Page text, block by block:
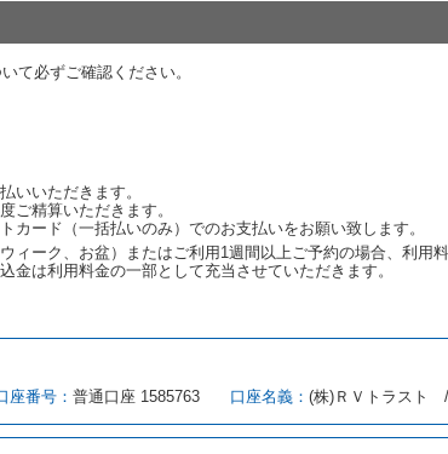
レンタカーの貸渡料金が予約された車種クラスの貸渡料金よ
れた車種クラスの貸渡料金より低くなるときは、当該代替レ
カーの貸渡しの申入れを拒絶し、予約を取り消すことができ
することができない原因が、当社の責に帰する事由によると
をすることができない原因が、当社の責に帰さない事由によ
消され、又は貸渡契約が締結されなかったことについて、
す。
できるレンタカーがない場合又は借受人若しくは運転者が第
て必ずご確認ください。
いいただきます。
ご精算いただきます。
カード（一括払いのみ）でのお支払いをお願い致します。
ィーク、お盆）またはご利用1週間以上ご予約の場合、利用
金は利用料金の一部として充当させていただきます。
座番号： 普通口座 1585763 口座名義： (株)ＲＶトラスト